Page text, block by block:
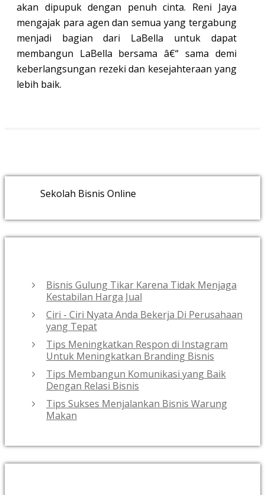
akan dipupuk dengan penuh cinta. Reni Jaya
mengajak para agen dan semua yang tergabung
menjadi bagian dari LaBella untuk dapat
membangun LaBella bersama â€“ sama demi
keberlangsungan rezeki dan kesejahteraan yang
lebih baik.
Sekolah Bisnis Online
Bisnis Gulung Tikar Karena Tidak Menjaga
Kestabilan Harga Jual
Ciri - Ciri Nyata Anda Bekerja Di Perusahaan
yang Tepat
Tips Meningkatkan Respon di Instagram
Untuk Meningkatkan Branding Bisnis
Tips Membangun Komunikasi yang Baik
Dengan Relasi Bisnis
Tips Sukses Menjalankan Bisnis Warung
Makan